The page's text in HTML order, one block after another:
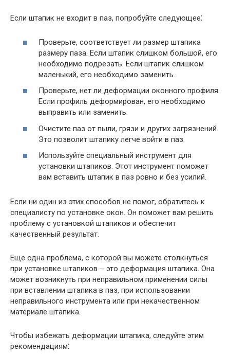
Если штапик не входит в паз, попробуйте следующее⁚
Проверьте, соответствует ли размер штапика
размеру паза. Если штапик слишком большой, его
необходимо подрезать. Если штапик слишком
маленький, его необходимо заменить.
Проверьте, нет ли деформации оконного профиля.
Если профиль деформирован, его необходимо
выправить или заменить.
Очистите паз от пыли, грязи и других загрязнений.
Это позволит штапику легче войти в паз.
Используйте специальный инструмент для
установки штапиков. Этот инструмент поможет
вам вставить штапик в паз ровно и без усилий.
Если ни один из этих способов не помог, обратитесь к
специалисту по установке окон. Он поможет вам решить
проблему с установкой штапиков и обеспечит
качественный результат.
Еще одна проблема, с которой вы можете столкнуться
при установке штапиков ⏤ это деформация штапика. Она
может возникнуть при неправильном применении силы
при вставлении штапика в паз, при использовании
неправильного инструмента или при некачественном
материале штапика.
Чтобы избежать деформации штапика, следуйте этим
рекомендациям⁚